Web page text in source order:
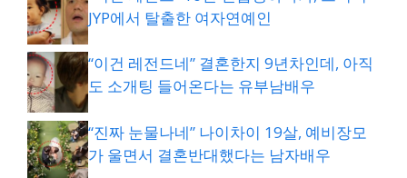
JYP에서 탈출한 여자연예인
“이건 레전드네” 결혼한지 9년차인데, 아직
도 소개팅 들어온다는 유부남배우
“진짜 눈물나네” 나이차이 19살, 예비장모
가 울면서 결혼반대했다는 남자배우